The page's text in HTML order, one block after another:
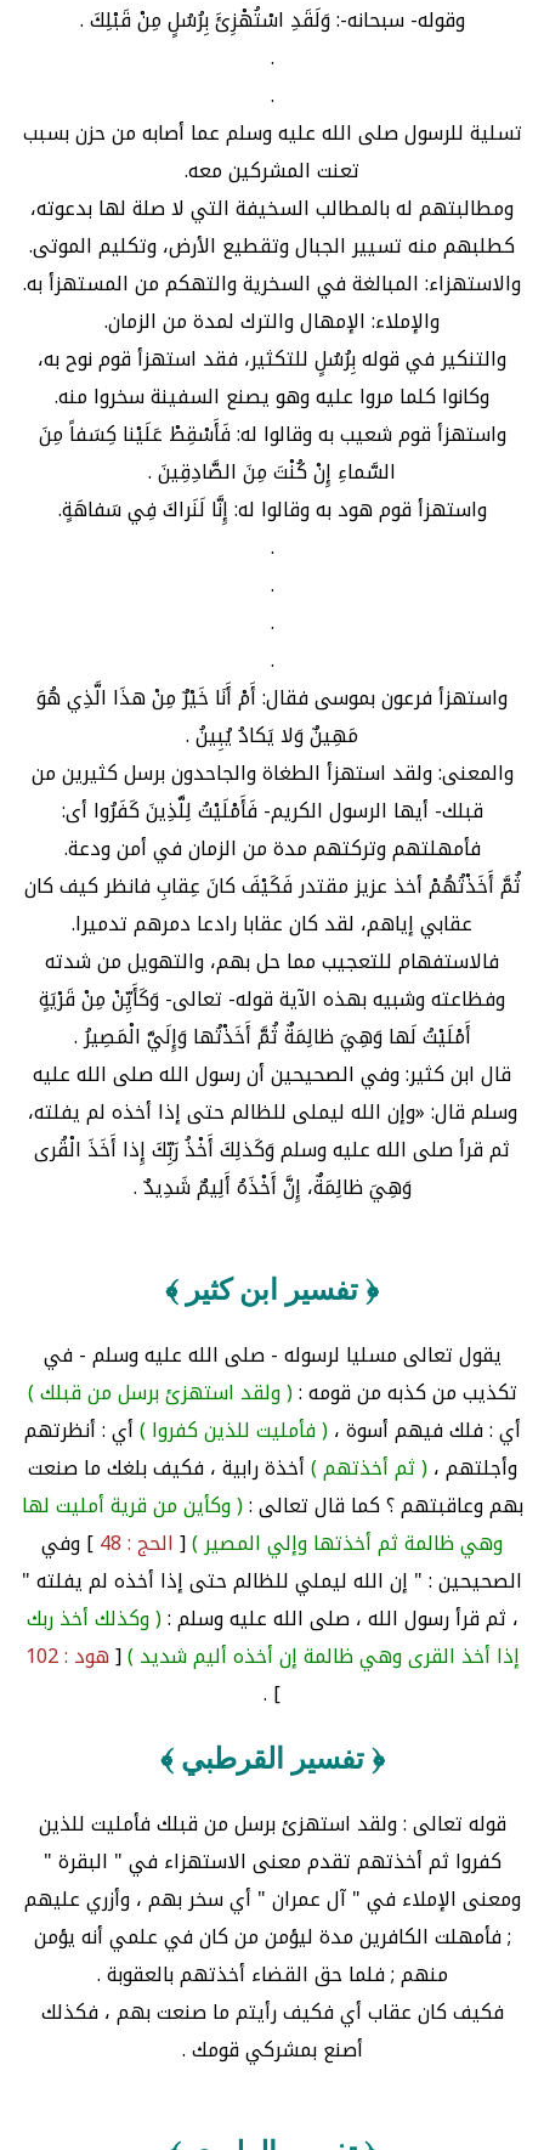
وقوله- سبحانه-: وَلَقَدِ اسْتُهْزِئَ بِرُسُلٍ مِنْ قَبْلِكَ .
.
.
تسلية للرسول صلى الله عليه وسلم عما أصابه من حزن بسبب
تعنت المشركين معه.
ومطالبتهم له بالمطالب السخيفة التي لا صلة لها بدعوته،
كطلبهم منه تسيير الجبال وتقطيع الأرض، وتكليم الموتى.
والاستهزاء: المبالغة في السخرية والتهكم من المستهزأ به.
والإملاء: الإمهال والترك لمدة من الزمان.
والتنكير في قوله بِرُسُلٍ للتكثير، فقد استهزأ قوم نوح به،
وكانوا كلما مروا عليه وهو يصنع السفينة سخروا منه.
واستهزأ قوم شعيب به وقالوا له: فَأَسْقِطْ عَلَيْنا كِسَفاً مِنَ
السَّماءِ إِنْ كُنْتَ مِنَ الصَّادِقِينَ .
واستهزأ قوم هود به وقالوا له: إِنَّا لَنَراكَ فِي سَفاهَةٍ.
.
.
.
.
واستهزأ فرعون بموسى فقال: أَمْ أَنَا خَيْرٌ مِنْ هذَا الَّذِي هُوَ
مَهِينٌ وَلا يَكادُ يُبِينُ .
والمعنى: ولقد استهزأ الطغاة والجاحدون برسل كثيرين من
قبلك- أيها الرسول الكريم- فَأَمْلَيْتُ لِلَّذِينَ كَفَرُوا أى:
فأمهلتهم وتركتهم مدة من الزمان في أمن ودعة.
ثُمَّ أَخَذْتُهُمْ أخذ عزيز مقتدر فَكَيْفَ كانَ عِقابِ فانظر كيف كان
عقابي إياهم، لقد كان عقابا رادعا دمرهم تدميرا.
فالاستفهام للتعجيب مما حل بهم، والتهويل من شدته
وفظاعته وشبيه بهذه الآية قوله- تعالى- وَكَأَيِّنْ مِنْ قَرْيَةٍ
أَمْلَيْتُ لَها وَهِيَ ظالِمَةٌ ثُمَّ أَخَذْتُها وَإِلَيَّ الْمَصِيرُ .
قال ابن كثير: وفي الصحيحين أن رسول الله صلى الله عليه
وسلم قال: «وإن الله ليملى للظالم حتى إذا أخذه لم يفلته،
ثم قرأ صلى الله عليه وسلم وَكَذلِكَ أَخْذُ رَبِّكَ إِذا أَخَذَ الْقُرى
وَهِيَ ظالِمَةٌ، إِنَّ أَخْذَهُ أَلِيمٌ شَدِيدٌ .
﴿ تفسير ابن كثير ﴾
يقول تعالى مسليا لرسوله - صلى الله عليه وسلم - في
تكذيب من كذبه من قومه :( ولقد استهزئ برسل من قبلك )
أي : فلك فيهم أسوة ،( فأمليت للذين كفروا )أي : أنظرتهم
وأجلتهم ،( ثم أخذتهم )أخذة رابية ، فكيف بلغك ما صنعت
بهم وعاقبتهم ؟ كما قال تعالى :( وكأين من قرية أمليت لها
وهي ظالمة ثم أخذتها وإلي المصير )[الحج : 48
] وفي
الصحيحين : " إن الله ليملي للظالم حتى إذا أخذه لم يفلته "
، ثم قرأ رسول الله ، صلى الله عليه وسلم :( وكذلك أخذ ربك
إذا أخذ القرى وهي ظالمة إن أخذه أليم شديد )[هود : 102
] .
﴿ تفسير القرطبي ﴾
قوله تعالى : ولقد استهزئ برسل من قبلك فأمليت للذين
كفروا ثم أخذتهم تقدم معنى الاستهزاء في " البقرة "
ومعنى الإملاء في " آل عمران " أي سخر بهم ، وأزري عليهم
; فأمهلت الكافرين مدة ليؤمن من كان في علمي أنه يؤمن
منهم ; فلما حق القضاء أخذتهم بالعقوبة .
فكيف كان عقاب أي فكيف رأيتم ما صنعت بهم ، فكذلك
أصنع بمشركي قومك .